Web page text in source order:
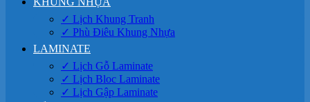
✓ Lịch Khung Tranh
✓ Phù Điêu Khung Nhựa
LAMINATE
✓ Lịch Gỗ Laminate
✓ Lịch Bloc Laminate
✓ Lịch Gập Laminate